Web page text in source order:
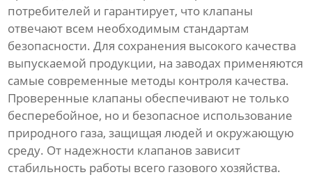
потребителей и гарантирует, что клапаны
отвечают всем необходимым стандартам
безопасности. Для сохранения высокого качества
выпускаемой продукции, на заводах применяются
самые современные методы контроля качества.
Проверенные клапаны обеспечивают не только
бесперебойное, но и безопасное использование
природного газа, защищая людей и окружающую
среду. От надежности клапанов зависит
стабильность работы всего газового хозяйства.